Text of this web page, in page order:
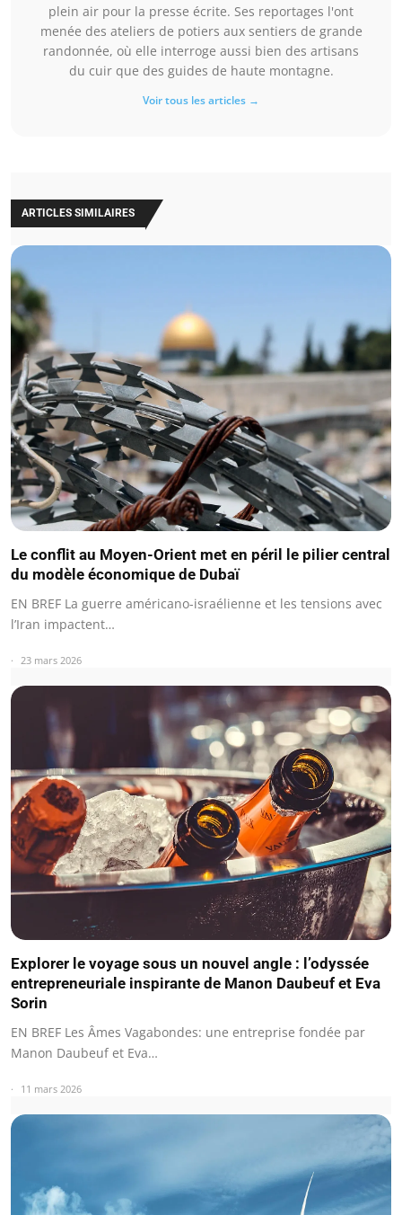
plein air pour la presse écrite. Ses reportages l'ont
menée des ateliers de potiers aux sentiers de grande
randonnée, où elle interroge aussi bien des artisans
du cuir que des guides de haute montagne.
Voir tous les articles →
ARTICLES SIMILAIRES
Le conflit au Moyen-Orient met en péril le pilier central
du modèle économique de Dubaï
EN BREF La guerre américano-israélienne et les tensions avec
l’Iran impactent…
23 mars 2026
Explorer le voyage sous un nouvel angle : l’odyssée
entrepreneuriale inspirante de Manon Daubeuf et Eva
Sorin
EN BREF Les Âmes Vagabondes: une entreprise fondée par
Manon Daubeuf et Eva…
11 mars 2026